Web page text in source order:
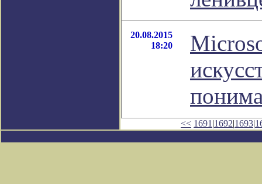
20.08.2015
18:20
<< 1691 |1692|1693|